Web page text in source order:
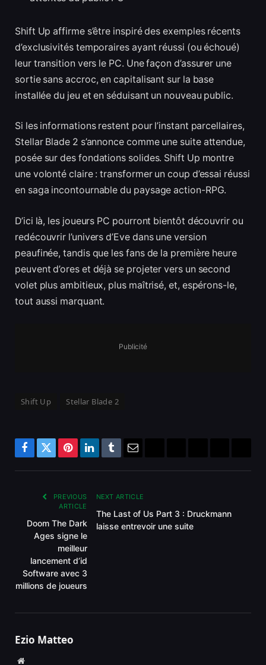
Shift Up affirme s’être inspiré des exemples récents
d’exclusivités temporaires ayant réussi (ou échoué)
leur transition vers le PC. Une façon d’assurer une
sortie sans accroc, en capitalisant sur la base
installée du jeu et en séduisant un nouveau public.
Si les informations restent pour l’instant parcellaires,
Stellar Blade 2 s’annonce comme une suite attendue,
posée sur des fondations solides. Shift Up montre
une volonté claire : transformer un coup d’essai réussi
en saga incontournable du paysage action-RPG.
D’ici là, les joueurs PC pourront bientôt découvrir ou
redécouvrir l’univers d’Eve dans une version
peaufinée, tandis que les fans de la première heure
peuvent d’ores et déjà se projeter vers un second
volet plus ambitieux, plus maîtrisé, et, espérons-le,
tout aussi marquant.
Publicité
Shift Up Stellar Blade 2
Facebook
TwitterPinterestLinkedInTumblr
PREVIOUS
ARTICLE
Doom The Dark
Ages signe le
meilleur
lancement d’id
Software avec 3
millions de joueurs
NEXT ARTICLE
The Last of Us Part 3 : Druckmann
laisse entrevoir une suite
Ezio Matteo
Website